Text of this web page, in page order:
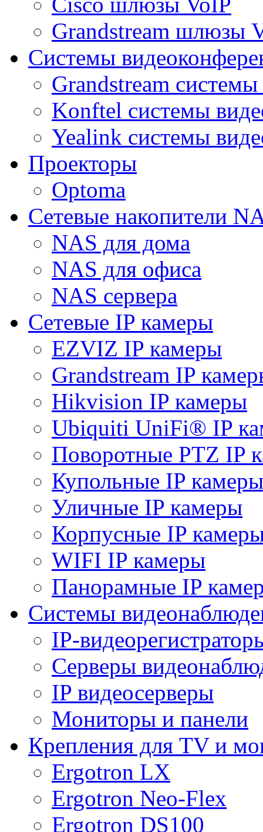
Grandstream шлюзы
Системы
Grandstream
Konftel системы
Yealink системы
Проекторы
Optoma
Сетевые накопители
NAS для дома
NAS для офиса
NAS сервера
Сетевые IP камеры
EZVIZ IP камеры
Grandstream IP
Hikvision IP камеры
Ubiquiti UniFi® IP
Поворотные PTZ IP
Купольные IP камеры
Уличные IP камеры
Корпусные IP
WIFI IP камеры
Панорамные IP
Системы
IP-
Серверы
IP видеосерверы
Мониторы и панели
Крепления для TV и
Ergotron LX
Ergotron Neo-Flex
Ergotron DS100